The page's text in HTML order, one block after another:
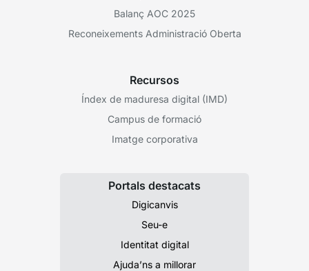
Balanç AOC 2025
Reconeixements Administració Oberta
Recursos
Índex de maduresa digital (IMD)
Campus de formació
Imatge corporativa
Portals destacats
Digicanvis
Seu-e
Identitat digital
Ajuda’ns a millorar